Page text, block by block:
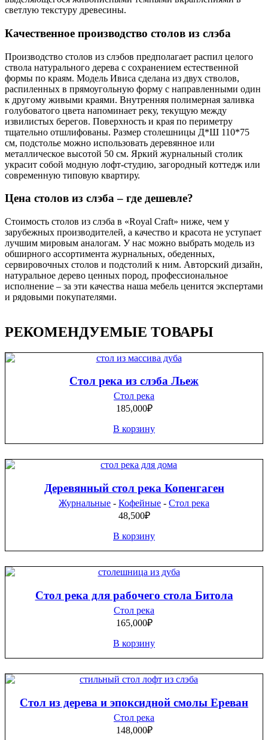
светлую текстуру древесины.
Качественное производство столов из слэба
Производство столов из слэбов предполагает распил целого
ствола натурального дерева с сохранением естественной
формы по краям. Модель Ивиса сделана из двух стволов,
распиленных в прямоугольную форму с направленными один
к другому живыми краями. Внутренняя полимерная заливка
голубоватого цвета напоминает реку, текущую между
извилистых берегов. Поверхность и края по периметру
тщательно отшлифованы. Размер столешницы Д*Ш 110*75
см, подстолье можно использовать деревянное или
металлическое высотой 50 см. Яркий журнальный столик
украсит собой модную лофт-студию, загородный коттедж или
современную типовую квартиру.
Цена столов из слэба – где дешевле?
Стоимость столов из слэба в «Royal Craft» ниже, чем у
зарубежных производителей, а качество и красота не уступает
лучшим мировым аналогам. У нас можно выбрать модель из
обширного ассортимента журнальных, обеденных,
сервировочных столов и подстолий к ним. Авторский дизайн,
натуральное дерево ценных пород, профессиональное
исполнение – за эти качества наша мебель ценится экспертами
и рядовыми покупателями.
РЕКОМЕНДУЕМЫЕ ТОВАРЫ
Стол река из слэба Льеж
Стол река
185,000₽
В корзину
Деревянный стол река Копенгаген
Журнальные - Кофейные - Стол река
48,500₽
В корзину
Стол река для рабочего стола Битола
Стол река
165,000₽
В корзину
Стол из дерева и эпоксидной смолы Ереван
Стол река
148,000₽